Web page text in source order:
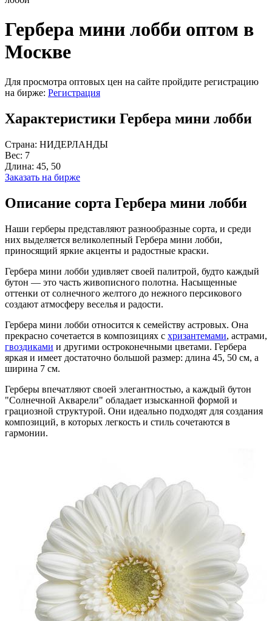
Гербера мини лобби оптом в
Москве
Для просмотра оптовых цен на сайте пройдите регистрацию
на бирже: Регистрация
Характеристики Гербера мини лобби
Страна: НИДЕРЛАНДЫ
Вес: 7
Длина: 45, 50
Заказать на бирже
Описание сорта Гербера мини лобби
Наши герберы представляют разнообразные сорта, и среди
них выделяется великолепный Гербера мини лобби,
приносящий яркие акценты и радостные краски.
Гербера мини лобби удивляет своей палитрой, будто каждый
бутон — это часть живописного полотна. Насыщенные
оттенки от солнечного желтого до нежного персикового
создают атмосферу веселья и радости.
Гербера мини лобби относится к семейству астровых. Она
прекрасно сочетается в композициях с хризантемами, астрами,
гвоздиками и другими остроконечными цветами. Гербера
яркая и имеет достаточно большой размер: длина 45, 50 см, а
ширина 7 см.
Герберы впечатляют своей элегантностью, а каждый бутон
"Солнечной Акварели" обладает изысканной формой и
грациозной структурой. Они идеально подходят для создания
композиций, в которых легкость и стиль сочетаются в
гармонии.